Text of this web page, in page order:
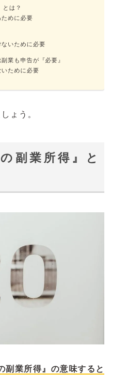
とは？
めに必要
いために必要
業も申告が『必要』
ために必要
ょう。
副業所得』と
副業所得』の意味すると